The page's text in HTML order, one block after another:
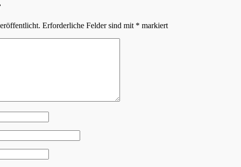
Erforderliche Felder sind mit * markiert